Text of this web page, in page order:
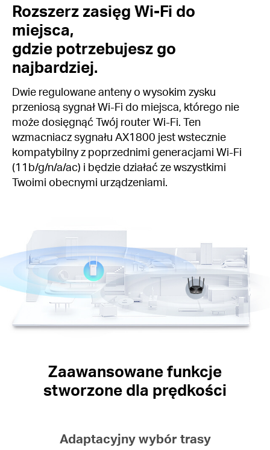
Rozszerz zasięg Wi-Fi do
miejsca,
gdzie potrzebujesz go
najbardziej.
Dwie regulowane anteny o wysokim zysku
przeniosą sygnał Wi-Fi do miejsca, którego nie
może dosięgnąć Twój router Wi-Fi. Ten
wzmacniacz sygnału AX1800 jest wstecznie
kompatybilny z poprzednimi generacjami Wi-Fi
(11b/g/n/a/ac) i będzie działać ze wszystkimi
Twoimi obecnymi urządzeniami.
Zaawansowane funkcje
stworzone dla prędkości
Adaptacyjny wybór trasy